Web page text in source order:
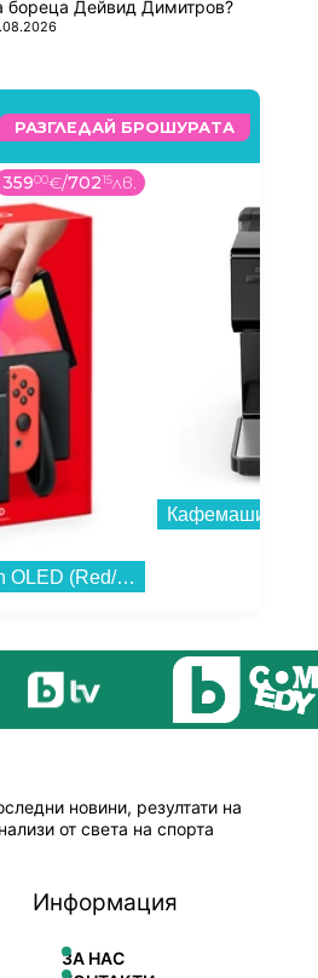
бореца Дейвид Димитров?
РАЗГЛЕДАЙ БРОШУРАТА
35900€/70215лв.
Конзола Nintendo Switch OLED (Red/Blue JOY-CON)...
Кафемашина
новини, резултати на
от света на спорта
Информация
ЗА НАС